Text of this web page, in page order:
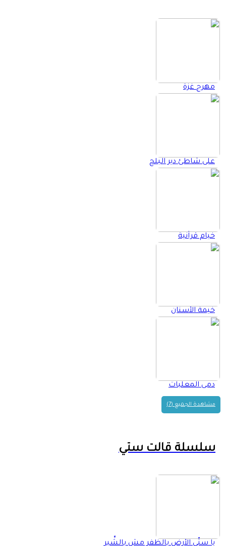
مهرج غزة
على شاطئ دير البلح
خيام قرآنية
خيمة الأسنان
دمى المعلبات
مشاهدة الجميع (7)
سلسلة قالت ستي
يا ستّي الأرض بالظفر مش بالشِّبر